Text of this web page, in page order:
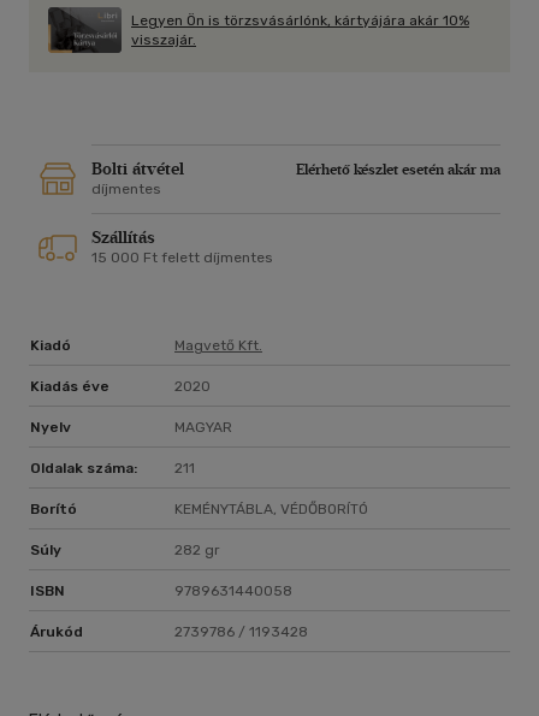
Legyen Ön is törzsvásárlónk, kártyájára akár 10%
visszajár.
Bolti átvétel
Elérhető készlet esetén akár ma
díjmentes
Szállítás
15 000 Ft felett díjmentes
Kiadó Magvető Kft.
Kiadás éve 2020
Nyelv MAGYAR
Oldalak száma: 211
Borító KEMÉNYTÁBLA, VÉDŐBORÍTÓ
Súly 282 gr
ISBN 9789631440058
Árukód 2739786 / 1193428